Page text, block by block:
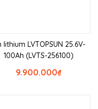
lithium LVTOPSUN 25.6V-
100Ah (LVTS-256100)
₫
9.900.000